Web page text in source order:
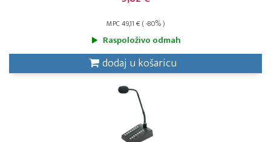
MPC 49,11 € ( -80% )
Raspoloživo odmah
dodaj u košaricu